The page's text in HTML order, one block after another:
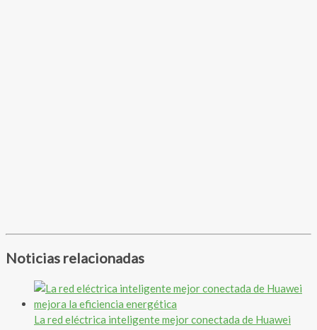
Noticias relacionadas
La red eléctrica inteligente mejor conectada de Huawei